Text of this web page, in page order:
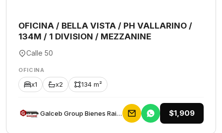
OFICINA / BELLA VISTA / PH VALLARINO /
134M / 1 DIVISION / MEZZANINE
Calle 50
OFICINA
x1 x2 134 m²
Galceb Group Bienes Raices $1,909